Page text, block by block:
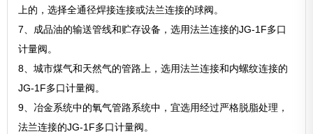
上的，选择全通径焊接连接或法兰连接的球阀。
7、成品油的输送管线和贮存设备，选用法兰连接的JG-1F多口
计量阀。
8、城市煤气和天然气的管路上，选用法兰连接和内螺纹连接的
JG-1F多口计量阀。
9、冶金系统中的氧气管路系统中，宜选用经过严格脱脂处理，
法兰连接的JG-1F多口计量阀。